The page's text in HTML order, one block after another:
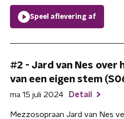
Speel aflevering af
#2 - Jard van Nes over
van een eigen stem
ma 15 juli 2024 Detail
Mezzosopraan Jard van Nes